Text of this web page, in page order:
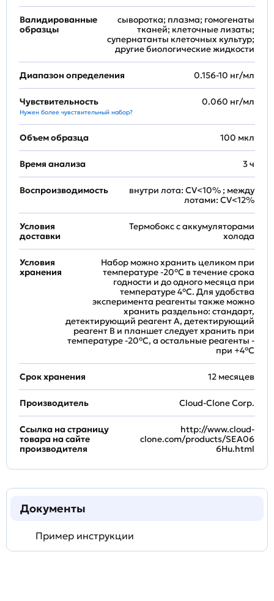
Валидированные
образцы
сыворотка; плазма; гомогенаты
тканей; клеточные лизаты;
супернатанты клеточных культур;
другие биологические жидкости
Диапазон определения 0.156-10 нг/мл
Чувствительность
Нужен более чувствительный набор?
0.060 нг/мл
Объем образца 100 мкл
Время анализа 3 ч
Воспроизводимость
внутри лота: CV<10% ; между
лотами: CV<12%
Условия
доставки
Термобокс с аккумуляторами
холода
Условия
хранения
Набор можно хранить целиком при
температуре -20°C в течение срока
годности и до одного месяца при
температуре 4°C. Для удобства
эксперимента реагенты также можно
хранить раздельно: стандарт,
детектирующий реагент A, детектирующий
реагент B и планшет следует хранить при
температуре -20°C, а остальные реагенты -
при +4°С
Срок хранения 12 месяцев
Производитель Cloud-Clone Corp.
Ссылка на страницу
товара на сайте
производителя
http://www.cloud-
clone.com/products/SEA06
6Hu.html
Документы
Пример инструкции